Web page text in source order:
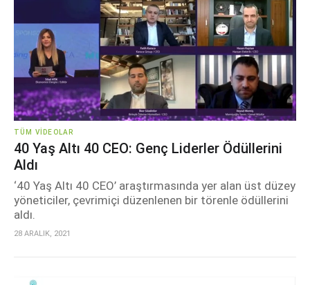
TÜM VIDEOLAR
40 Yaş Altı 40 CEO: Genç Liderler Ödüllerini
Aldı
‘40 Yaş Altı 40 CEO’ araştırmasında yer alan üst düzey
yöneticiler, çevrimiçi düzenlenen bir törenle ödüllerini
aldı.
28 ARALIK, 2021